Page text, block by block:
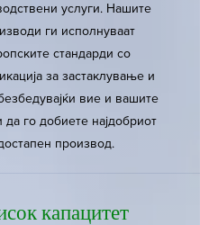
услуги. Нашите
ги исполнуваат
стандарди со
за застаклување и
вие и вашите
да го добиете најдобриот
производ.
капацитет